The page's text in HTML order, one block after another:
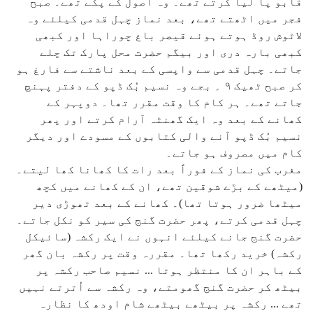
فجر میں اٹھتے تھے، بعد نماز چہل قدمی کیلئے وہ
لاٹوش روڈ ہوتے ہوئے قیصر باغ چوراہا اور کبھی
کبھی بارہ دری اور بیگم حضرت محل پارک تک چلے
جاتے۔ چہل قدمی سے واپسی کے بعد ناشتے سے فارغ ہو
کر صبح ٹھیک ۹ ؍ بجے وہ نسیم بُک ڈپو کے دفتر پہنچ
جاتے تھے۔ ہر کام کا وقت مقرر تھا۔ دوپہر کے
کھانے کے بعد وہ ایک گھنٹہ آرام کرتے اور پھر
نسیم بُک ڈپو آنے والی کتابوں کے مسودے اور دیگر
کام میں مصروف ہو جاتے۔
مغرب کی نماز کے فوراً بعد رات کا کھانا کھا لیتے۔
(میٹھے کے بڑے شوقین تھے، ان کے کھانے میں کچھ
میٹھا ضرور ہوتا تھا)۔ کھانے کے بعد تھوڑی دیر
چہل قدمی کرتے، پھر حضرت گنج کی سیر کو نکل جاتے۔
حضرت گنج جانے کیلئے انہوں نے ایک رکشہ (سائیکل
رکشہ) خرید رکھا تھا۔ مقررہ وقت پر رکشہ بان گھر
کے باہر ان کا منتظر ہوتا ... نسیم صاحب رکشہ پر
بیٹھ کر حضرت گنج گھومتے، وہ رکشہ سے اُترتے نہیں
تھے ... رکشہ پر بیٹھے بیٹھے شام اودھ کا نظارہ